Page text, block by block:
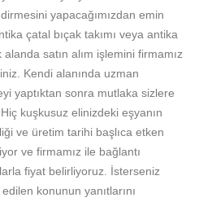
yapacağımızdan emin
çatal bıçak takımı veya antika
satın alım işlemini firmamız
Kendi alanında uzman
yaptıktan sonra mutlaka sizlere
kuşkusuz elinizdeki eşyanın
ve üretim tarihi başlıca etken
ve firmamız ile bağlantı
fiyat belirliyoruz. İsterseniz
konunun yanıtlarını